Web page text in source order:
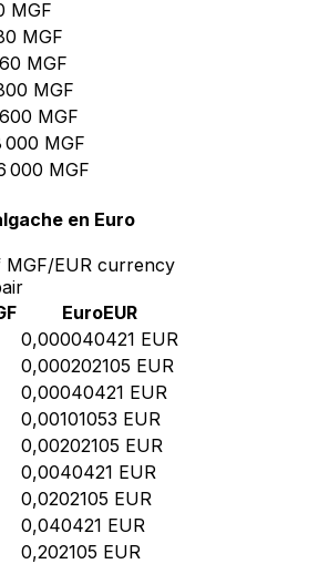
MGF
MGF
MGF
MGF
MGF
000 MGF
000 MGF
en Euro
EUR currency
EuroEUR
0,000040421 EUR
0,000202105 EUR
0,00040421 EUR
0,00101053 EUR
0,00202105 EUR
0,0040421 EUR
0,0202105 EUR
0,040421 EUR
0,202105 EUR